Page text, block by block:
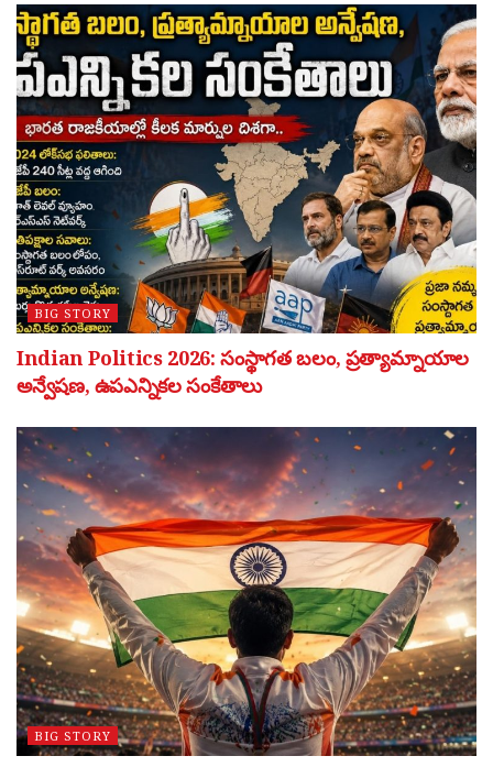
BIG STORY
Indian Politics 2026: సంస్థాగత బలం, ప్రత్యామ్నాయాల
అన్వేషణ, ఉపఎన్నికల సంకేతాలు
BIG STORY